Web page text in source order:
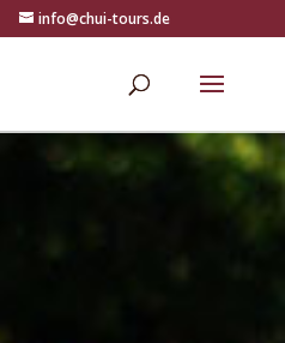
info@chui-tours.de